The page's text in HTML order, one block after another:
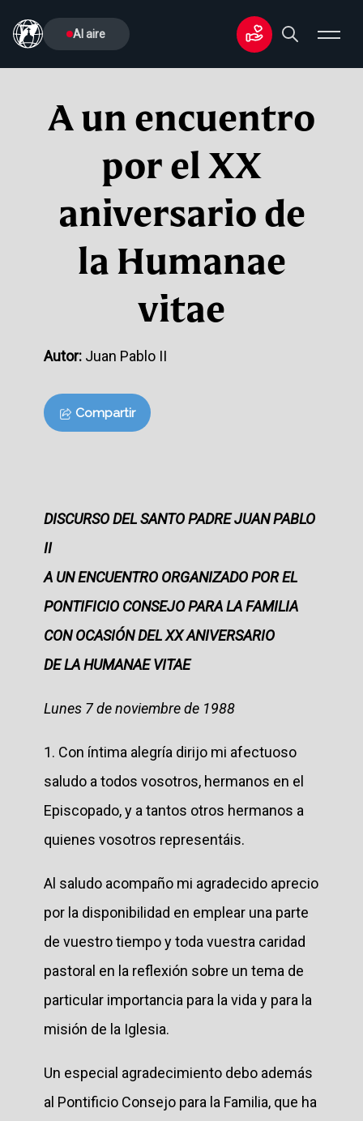
Al aire
A un encuentro
por el XX
aniversario de
la Humanae
vitae
Autor: Juan Pablo II
Compartir
DISCURSO DEL SANTO PADRE JUAN PABLO
II
A UN ENCUENTRO ORGANIZADO POR EL
PONTIFICIO CONSEJO PARA LA FAMILIA
CON OCASIÓN DEL XX ANIVERSARIO
DE LA HUMANAE VITAE
Lunes 7 de noviembre de 1988
1. Con íntima alegría dirijo mi afectuoso
saludo a todos vosotros, hermanos en el
Episcopado, y a tantos otros hermanos a
quienes vosotros representáis.
Al saludo acompaño mi agradecido aprecio
por la disponibilidad en emplear una parte
de vuestro tiempo y toda vuestra caridad
pastoral en la reflexión sobre un tema de
particular importancia para la vida y para la
misión de la Iglesia.
Un especial agradecimiento debo además
al Pontificio Consejo para la Familia, que ha